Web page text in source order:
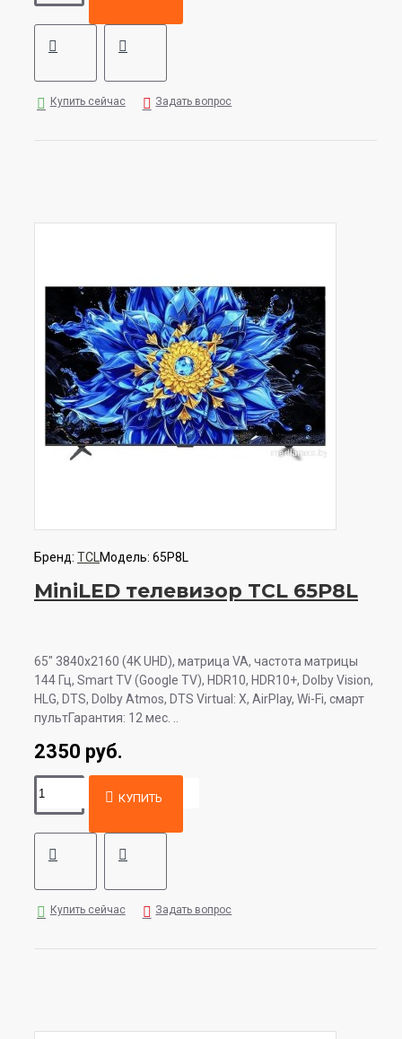
Купить сейчас Задать вопрос
Бренд: TCL Модель: 65P8L
MiniLED телевизор TCL 65P8L
65" 3840x2160 (4K UHD), матрица VA, частота матрицы
144 Гц, Smart TV (Google TV), HDR10, HDR10+, Dolby Vision,
HLG, DTS, Dolby Atmos, DTS Virtual: X, AirPlay, Wi-Fi, смарт
пультГарантия: 12 мес. ..
2350 руб.
КУПИТЬ
Купить сейчас Задать вопрос